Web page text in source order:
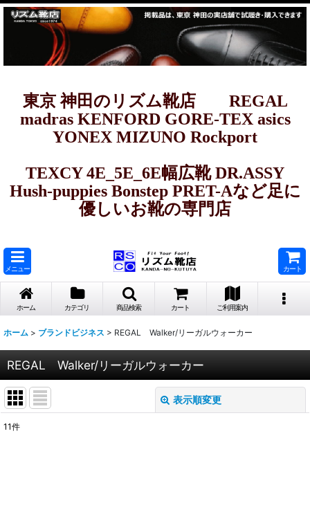
東京 神田のリズム靴店 REGAL
madras KENFORD GORE-TEX asics
YONEX MIZUNO Rockport
TEXCY 4E_5E_6E幅広靴 DR.ASSY
Hush-puppies Bonstep PRET-Aなど足に
優しいお靴の専門店
メニュー カート
ホーム カテゴリ 商品検索 カート ご利用案内
ホーム > ブランドビジネス > REGAL Walker/リーガルウォーカー
REGAL Walker/リーガルウォーカー
表示順変更
11件